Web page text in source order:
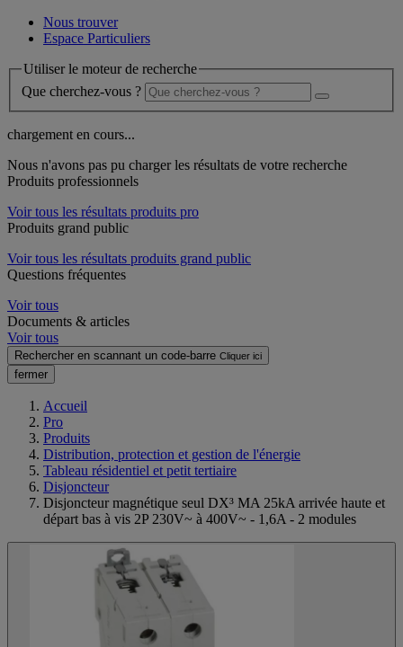
Nous trouver
Espace Particuliers
Utiliser le moteur de recherche
Que cherchez-vous ?
chargement en cours...
Nous n'avons pas pu charger les résultats de votre recherche
Produits professionnels
Voir tous les résultats produits pro
Produits grand public
Voir tous les résultats produits grand public
Questions fréquentes
Voir tous
Documents & articles
Voir tous
Rechercher en scannant un code-barre Cliquer ici
fermer
Accueil
Pro
Produits
Distribution, protection et gestion de l'énergie
Tableau résidentiel et petit tertiaire
Disjoncteur
Disjoncteur magnétique seul DX³ MA 25kA arrivée haute et
départ bas à vis 2P 230V~ à 400V~ - 1,6A - 2 modules